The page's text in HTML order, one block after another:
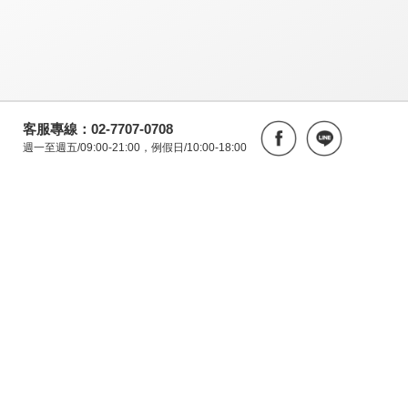
客服專線：02-7707-0708
週一至週五/09:00-21:00，例假日/10:00-18:00